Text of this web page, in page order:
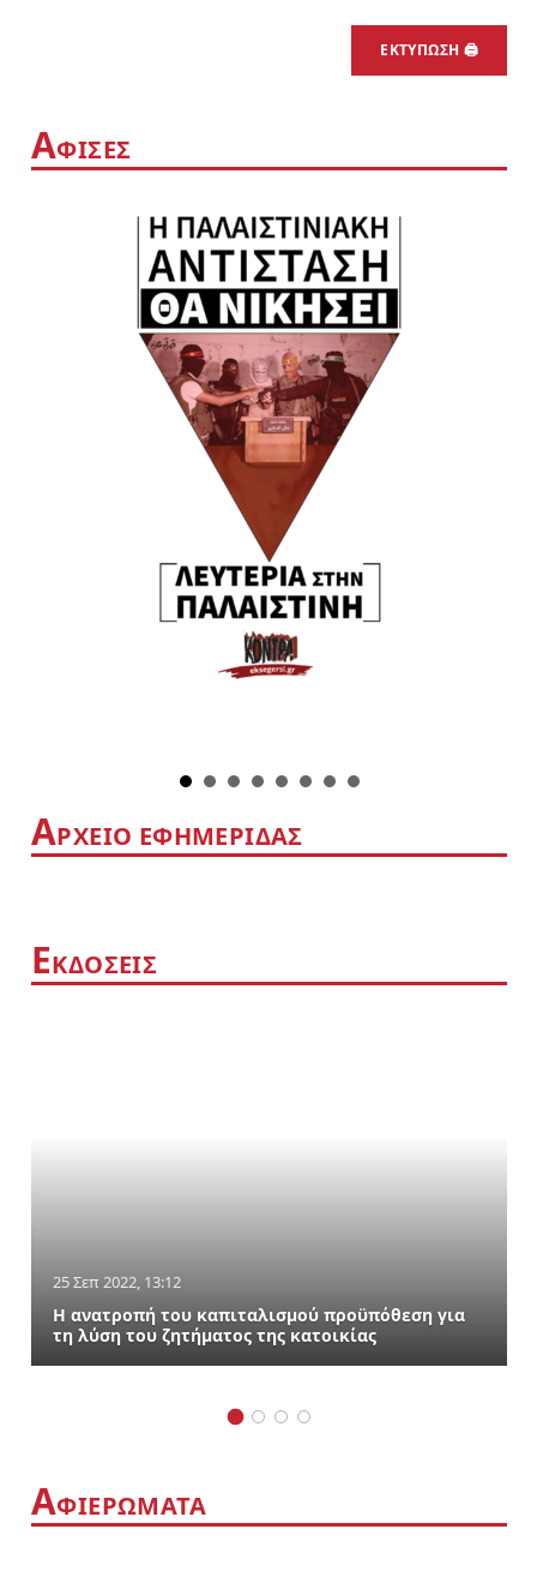
ΕΚΤΥΠΩΣΗ 🖨
ΑΦΙΣΕΣ
ΑΡΧΕΙΟ ΕΦΗΜΕΡΙΔΑΣ
ΕΚΔΟΣΕΙΣ
25 Σεπ 2022, 13:12
Η ανατροπή του καπιταλισμού προϋπόθεση για
τη λύση του ζητήματος της κατοικίας
ΑΦΙΕΡΩΜΑΤΑ